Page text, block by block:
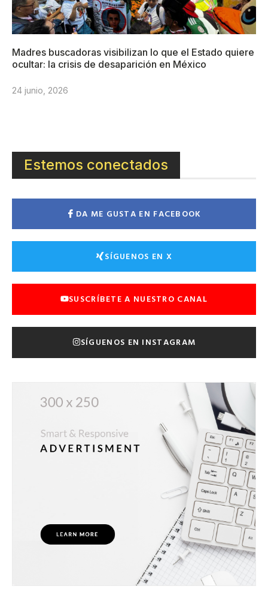
Madres buscadoras visibilizan lo que el Estado quiere
ocultar: la crisis de desaparición en México
24 junio, 2026
Estemos conectados
DA ME GUSTA EN FACEBOOK
SÍGUENOS EN X
SUSCRÍBETE A NUESTRO CANAL
SÍGUENOS EN INSTAGRAM